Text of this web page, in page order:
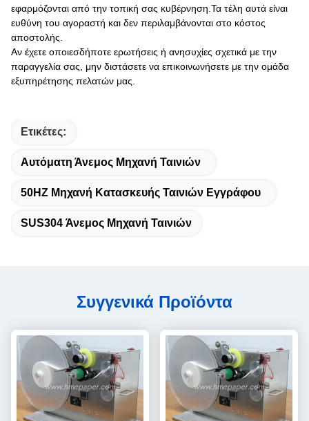
εφαρμόζονται από την τοπική σας κυβέρνηση.Τα τέλη αυτά είναι
ευθύνη του αγοραστή και δεν περιλαμβάνονται στο κόστος
αποστολής.
Αν έχετε οποιεσδήποτε ερωτήσεις ή ανησυχίες σχετικά με την
παραγγελία σας, μην διστάσετε να επικοινωνήσετε με την ομάδα
εξυπηρέτησης πελατών μας.
Ετικέτες:
Αυτόματη Άνεμος Μηχανή Ταινιών
50HZ Μηχανή Κατασκευής Ταινιών Εγγράφου
SUS304 Άνεμος Μηχανή Ταινιών
Συγγενικά Προϊόντα